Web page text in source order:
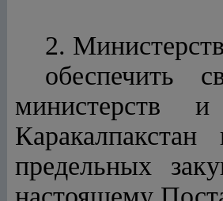
2.
обеспечить
министерств
предельных